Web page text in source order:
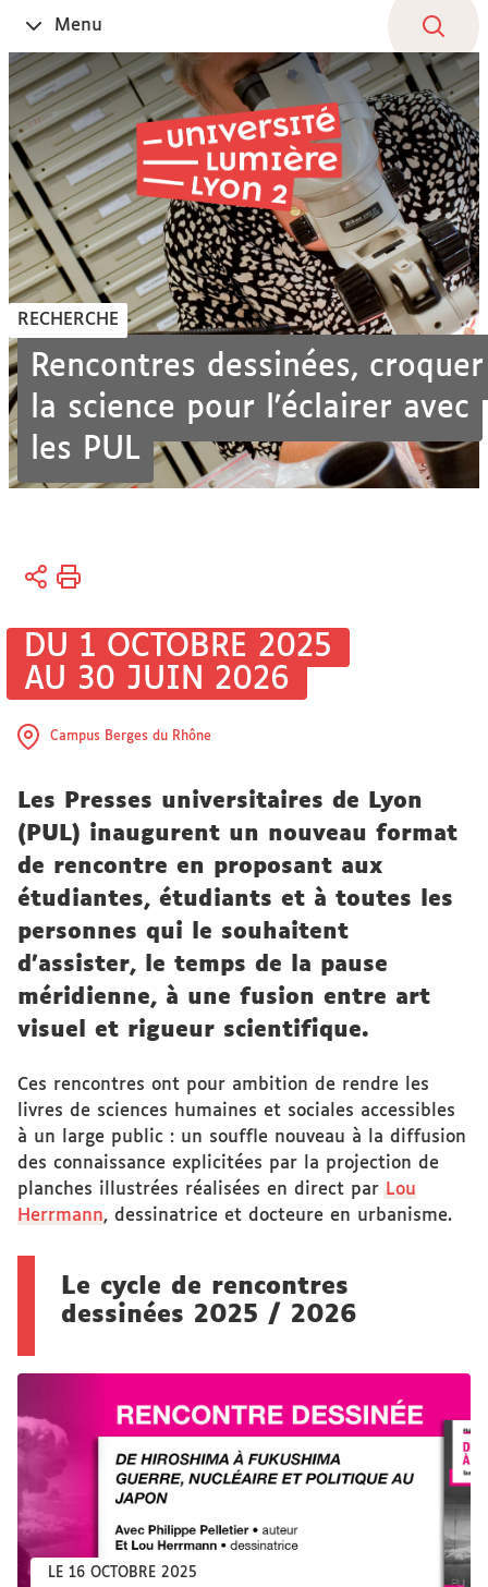
contenu
Ouvrir
le
Menu
RECHERCHE
Rencontres dessinées, croquer
la science pour l'éclairer avec
les PUL
Vous
Accueil
Actualités
Actualités
de la
DU 1 OCTOBRE 2025
AU 30 JUIN 2026
Campus Berges du Rhône
Les Presses universitaires de Lyon
(PUL) inaugurent un nouveau format
de rencontre en proposant aux
étudiantes, étudiants et à toutes les
personnes qui le souhaitent
d'assister, le temps de la pause
méridienne, à une fusion entre art
visuel et rigueur scientifique.
Ces rencontres ont pour ambition de rendre les
livres de sciences humaines et sociales accessibles
à un large public : un souffle nouveau à la diffusion
des connaissance explicitées par la projection de
planches illustrées réalisées en direct par Lou
Herrmann, dessinatrice et docteure en urbanisme.
Le cycle de rencontres
dessinées 2025 / 2026
LE 16 OCTOBRE 2025